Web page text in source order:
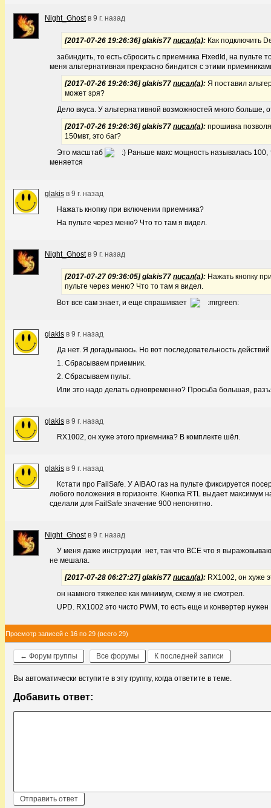
Night_Ghostв 9 г. назад
[2017-07-26 19:26:36] glakis77 писал(а): Как подключить
забиндить, то есть сбросить с приемника FixedId, на пульте
меня альтернативная прекрасно биндится с этими
[2017-07-26 19:26:36] glakis77 писал(а): Я поставил
может зря?
Дело вкуса. У альтернативной возможностей много больше,
[2017-07-26 19:26:36] glakis77 писал(а): прошивка
150мвт, это баг?
Это масштаб
Раньше макс мощность называлась 100,
меняется
glakis в 9 г. назад
Нажать кнопку при включении приемника?
На пульте через меню? Что то там я видел.
Night_Ghostв 9 г. назад
[2017-07-27 09:36:05] glakis77 писал(а): Нажать кнопку
пульте через меню? Что то там я видел.
Вот все сам знает, и еще спрашивает
glakis в 9 г. назад
Да нет. Я догадываюсь. Но вот последовательность
1. Сбрасываем приемник.
2. Сбрасываем пульт.
Или это надо делать одновременно? Просьба большая,
glakis в 9 г. назад
RX1002, он хуже этого приемника? В комплекте шёл.
glakis в 9 г. назад
Кстати про FailSafe. У AIBAO газ на пульте фиксируется
любого положения в горизонте. Кнопка RTL выдает максимум
сделали для FailSafe значение 900 непонятно.
Night_Ghostв 9 г. назад
У меня даже инструкции нет, так что ВСЕ что я
не мешала.
[2017-07-28 06:27:27] glakis77 писал(а): RX1002, он хуже
он намного тяжелее как минимум, схему я не смотрел.
UPD. RX1002 это чисто PWM, то есть еще и конвертер нужен
Просмотр записей с 16 по 29 (всего 29)
← Форум группы Все форумы К последней записи
Вы автоматически вступите в эту группу, когда ответите в теме.
Добавить ответ: